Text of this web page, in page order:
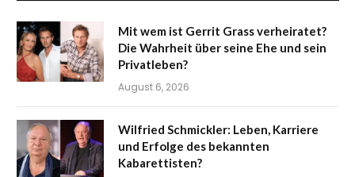
Mit wem ist Gerrit Grass verheiratet?
Die Wahrheit über seine Ehe und sein
Privatleben?
August 6, 2026
Wilfried Schmickler: Leben, Karriere
und Erfolge des bekannten
Kabarettisten?